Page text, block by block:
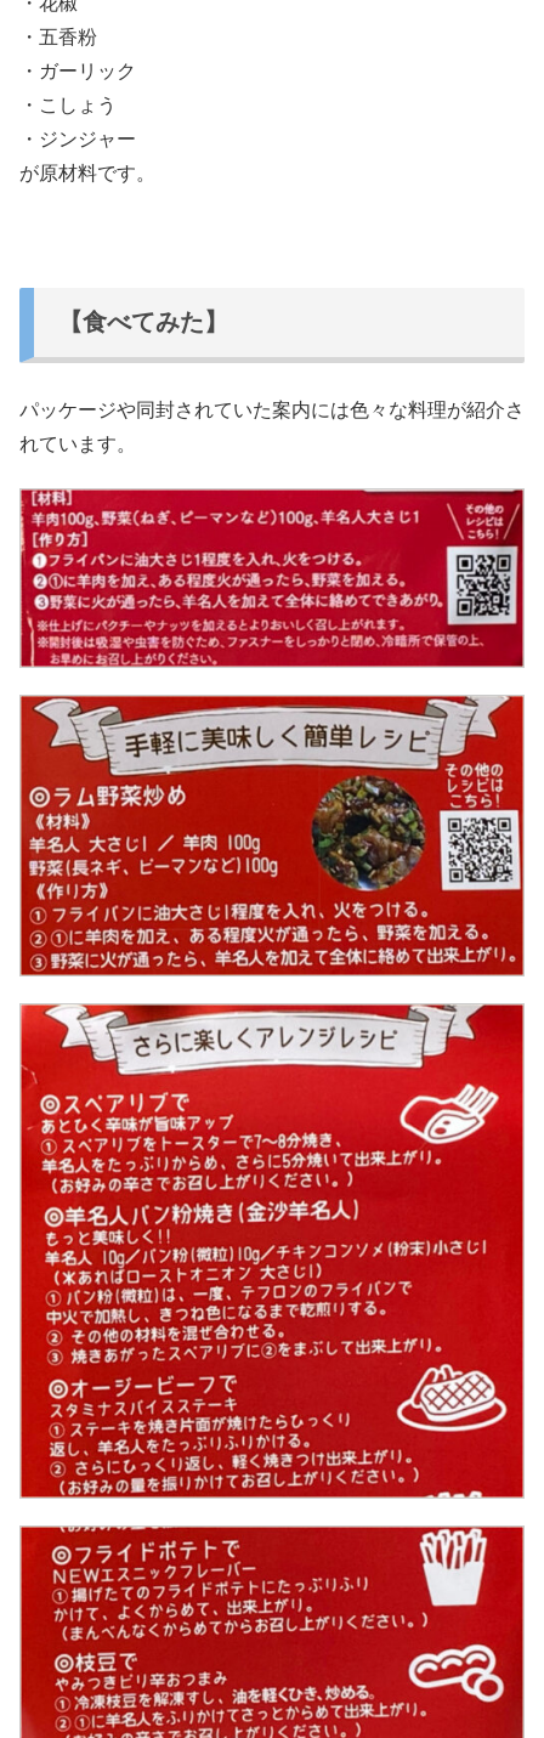
・五香粉
・ガーリック
・こしょう
・ジンジャー
が原材料です。
【食べてみた】
パッケージや同封されていた案内には色々な料理が紹介さ
れています。